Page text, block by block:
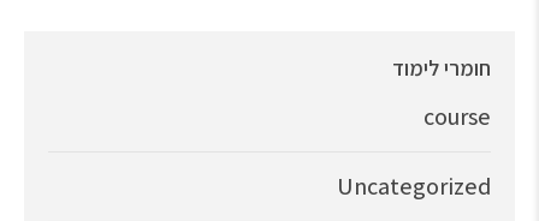
חומרי לימוד
course
Uncategorized